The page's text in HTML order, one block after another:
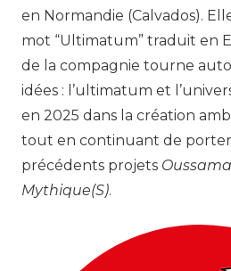
en Normandie (Calvados).
mot “Ultimatum” traduit en
de la compagnie tourne
idées : l’ultimatum et
en 2025 dans la création
tout en continuant de porter
précédents projets
Mythique(S).